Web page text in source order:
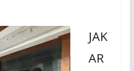
JAK
AR